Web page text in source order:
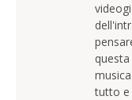
questa
tutto e